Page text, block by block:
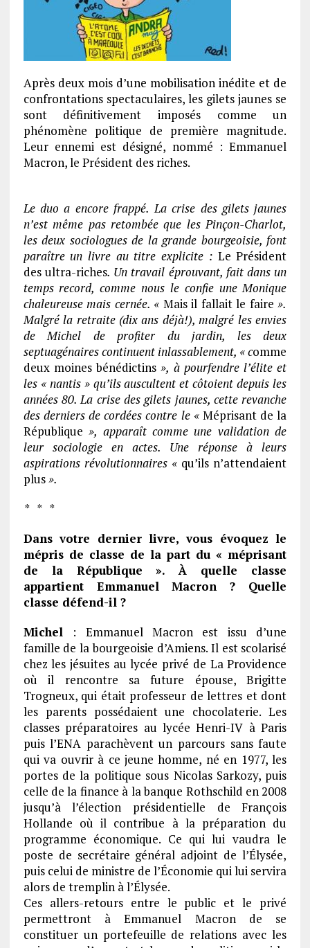
Après deux mois d’une mobilisation inédite et de
confrontations spectaculaires, les gilets jaunes se
sont définitivement imposés comme un
phénomène politique de première magnitude.
Leur ennemi est désigné, nommé : Emmanuel
Macron, le Président des riches.
Le duo a encore frappé. La crise des gilets jaunes
n’est même pas retombée que les Pinçon-Charlot,
les deux sociologues de la grande bourgeoisie, font
paraître un livre au titre explicite : Le Président
des ultra-riches. Un travail éprouvant, fait dans un
temps record, comme nous le confie une Monique
chaleureuse mais cernée. « Mais il fallait le faire ».
Malgré la retraite (dix ans déjà!), malgré les envies
de Michel de profiter du jardin, les deux
septuagénaires continuent inlassablement, « comme
deux moines bénédictins », à pourfendre l’élite et
les « nantis » qu’ils auscultent et côtoient depuis les
années 80. La crise des gilets jaunes, cette revanche
des derniers de cordées contre le « Méprisant de la
République », apparaît comme une validation de
leur sociologie en actes. Une réponse à leurs
aspirations révolutionnaires « qu’ils n’attendaient
plus».
* * *
Dans votre dernier livre, vous évoquez le
mépris de classe de la part du « méprisant
de la République ». À quelle classe
appartient Emmanuel Macron ? Quelle
classe défend-il ?
Michel : Emmanuel Macron est issu d’une
famille de la bourgeoisie d’Amiens. Il est scolarisé
chez les jésuites au lycée privé de La Providence
où il rencontre sa future épouse, Brigitte
Trogneux, qui était professeur de lettres et dont
les parents possédaient une chocolaterie. Les
classes préparatoires au lycée Henri-IV à Paris
puis l’ENA parachèvent un parcours sans faute
qui va ouvrir à ce jeune homme, né en 1977, les
portes de la politique sous Nicolas Sarkozy, puis
celle de la finance à la banque Rothschild en 2008
jusqu’à l’élection présidentielle de François
Hollande où il contribue à la préparation du
programme économique. Ce qui lui vaudra le
poste de secrétaire général adjoint de l’Élysée,
puis celui de ministre de l’Économie qui lui servira
alors de tremplin à l’Élysée.
Ces allers-retours entre le public et le privé
permettront à Emmanuel Macron de se
constituer un portefeuille de relations avec les